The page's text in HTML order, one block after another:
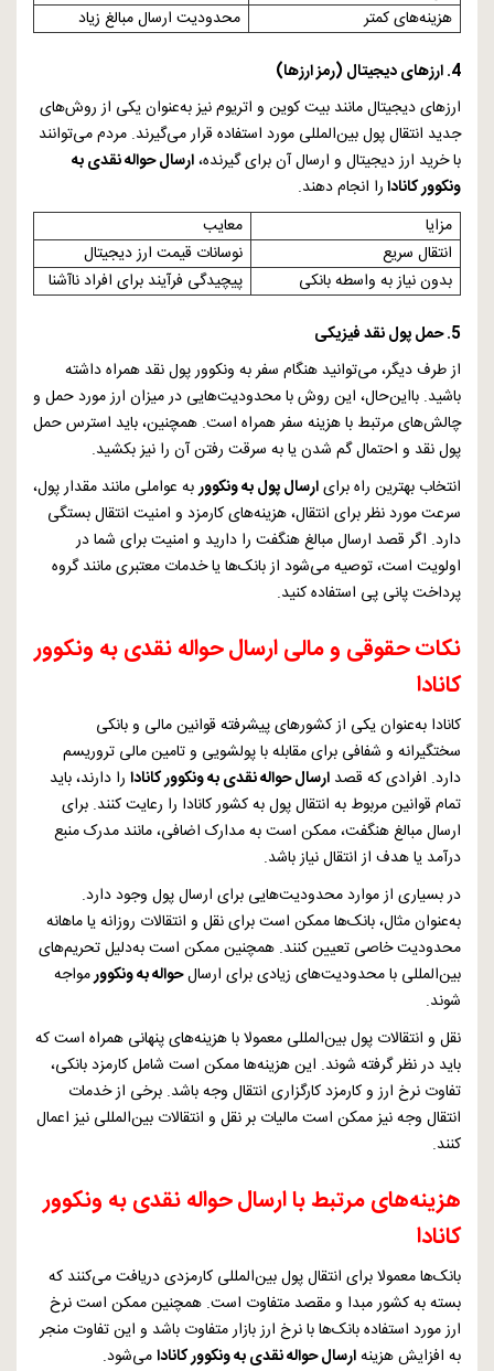
هزینه‌های کمتر
محدودیت ارسال مبالغ زیاد
4. ارزهای دیجیتال (رمز ارزها)
ارزهای دیجیتال مانند بیت کوین و اتریوم نیز به‌عنوان یکی از روش‌های
جدید انتقال پول بین‌المللی مورد استفاده قرار می‌گیرند. مردم می‌توانند
با خرید ارز دیجیتال و ارسال آن برای گیرنده،ارسال حواله نقدی به
ونکوور کانادارا انجام دهند.
مزایا
معایب
انتقال سریع
نوسانات قیمت ارز دیجیتال
بدون نیاز به واسطه بانکی
پیچیدگی فرآیند برای افراد ناآشنا
5. حمل پول نقد فیزیکی
از طرف دیگر، می‌توانید هنگام سفر به ونکوور پول نقد همراه داشته
باشید. بااین‌حال، این روش با محدودیت‌هایی در میزان ارز مورد حمل و
چالش‌های مرتبط با هزینه سفر همراه است. همچنین، باید استرس حمل
پول نقد و احتمال گم شدن یا به سرقت رفتن آن را نیز بکشید.
انتخاب بهترین راه برایارسال پول به ونکووربه عواملی مانند مقدار پول،
سرعت مورد نظر برای انتقال، هزینه‌های کارمزد و امنیت انتقال بستگی
دارد. اگر قصد ارسال مبالغ هنگفت را دارید و امنیت برای شما در
اولویت است، توصیه می‌شود از بانک‌ها یا خدمات معتبری مانند گروه
پرداخت پانی پی استفاده کنید.
نکات حقوقی و مالی ارسال حواله نقدی به ونکوور
کانادا
کانادا به‌عنوان یکی از کشورهای پیشرفته قوانین مالی و بانکی
سختگیرانه و شفافی برای مقابله با پولشویی و تامین مالی تروریسم
دارد. افرادی که قصد ارسال حواله نقدی به ونکوور کانادا را دارند، باید
تمام قوانین مربوط به انتقال پول به کشور کانادا را رعایت کنند. برای
ارسال مبالغ هنگفت، ممکن است به مدارک اضافی، مانند مدرک منبع
درآمد یا هدف از انتقال نیاز باشد.
در بسیاری از موارد محدودیت‌هایی برای ارسال پول وجود دارد.
به‌عنوان مثال، بانک‌ها ممکن است برای نقل و انتقالات روزانه یا ماهانه
محدودیت خاصی تعیین کنند. همچنین ممکن است به‌دلیل تحریم‌های
بین‌المللی با محدودیت‌های زیادی برای ارسالحواله به ونکوورمواجه
شوند.
نقل و انتقالات پول بین‌المللی معمولا با هزینه‌های پنهانی همراه است که
باید در نظر گرفته شوند. این هزینه‌ها ممکن است شامل کارمزد بانکی،
تفاوت نرخ ارز و کارمزد کارگزاری انتقال وجه باشد. برخی از خدمات
انتقال وجه نیز ممکن است مالیات بر نقل و انتقالات بین‌المللی نیز اعمال
کنند.
هزینه‌های مرتبط با ارسال حواله نقدی به ونکوور
کانادا
بانک‌ها معمولا برای انتقال پول بین‌المللی کارمزدی دریافت می‌کنند که
بسته به کشور مبدا و مقصد متفاوت است. همچنین ممکن است نرخ
ارز مورد استفاده بانک‌ها با نرخ ارز بازار متفاوت باشد و این تفاوت منجر
به افزایش هزینهارسال حواله نقدی به ونکوور کانادامی‌شود.